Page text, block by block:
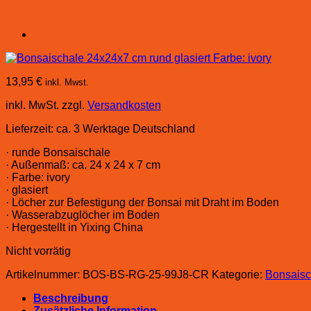
13,95 € inkl. Mwst.
inkl. MwSt. zzgl. Versandkosten
Lieferzeit: ca. 3 Werktage Deutschland
· runde Bonsaischale
· Außenmaß: ca. 24 x 24 x 7 cm
· Farbe: ivory
· glasiert
· Löcher zur Befestigung der Bonsai mit Draht im Boden
· Wasserabzuglöcher im Boden
· Hergestellt in Yixing China
Nicht vorrätig
Artikelnummer: BOS-BS-RG-25-99J8-CR Kategorie:
Beschreibung